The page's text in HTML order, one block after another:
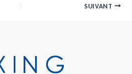
SUIVANT